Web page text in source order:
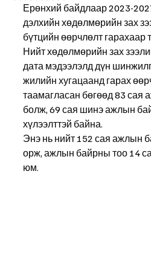
Ерөнхий байдлаар 2023-
дэлхийн хөдөлмөрийн зах
бүтцийн өөрчлөлт гарахаар
Нийт хөдөлмөрийн зах
дата мэдээлэлд дүн
жилийн хугацаанд гарах
таамагласан бөгөөд 83 сая
болж, 69 сая шинэ ажлын
хүлээлттэй байна.
Энэ нь нийт 152 сая ажлын
орж, ажлын байрны тоо 14
юм.